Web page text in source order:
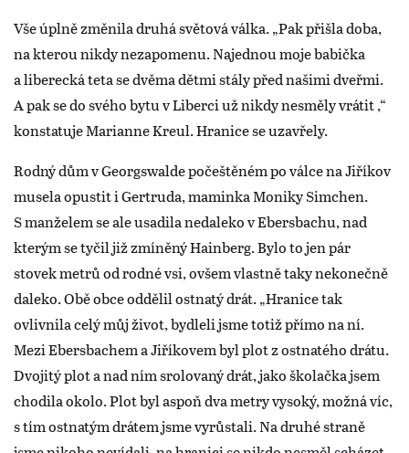
Vše úplně změnila druhá světová válka. „Pak přišla doba,
na kterou nikdy nezapomenu. Najednou moje babička
a liberecká teta se dvěma dětmi stály před našimi dveřmi.
A pak se do svého bytu v Liberci už nikdy nesměly vrátit ,“
konstatuje Marianne Kreul. Hranice se uzavřely.
Rodný dům v Georgswalde počeštěném po válce na Jiříkov
musela opustit i Gertruda, maminka Moniky Simchen.
S manželem se ale usadila nedaleko v Ebersbachu, nad
kterým se tyčil již zmíněný Hainberg. Bylo to jen pár
stovek metrů od rodné vsi, ovšem vlastně taky nekonečně
daleko. Obě obce oddělil ostnatý drát. „Hranice tak
ovlivnila celý můj život, bydleli jsme totiž přímo na ní.
Mezi Ebersbachem a Jiříkovem byl plot z ostnatého drátu.
Dvojitý plot a nad ním srolovaný drát, jako školačka jsem
chodila okolo. Plot byl aspoň dva metry vysoký, možná víc,
s tím ostnatým drátem jsme vyrůstali. Na druhé straně